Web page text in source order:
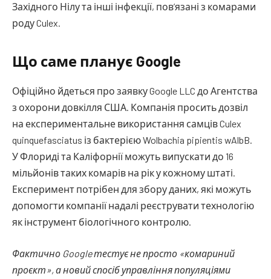
Західного Нілу та інші інфекції, пов’язані з комарами
роду Culex.
Що саме планує Google
Офіційно йдеться про заявку Google LLC до Агентства
з охорони довкілля США. Компанія просить дозвіл
на експериментальне використання самців Culex
quinquefasciatus із бактерією Wolbachia pipientis wAlbB.
У Флориді та Каліфорнії можуть випускати до 16
мільйонів таких комарів на рік у кожному штаті.
Експеримент потрібен для збору даних, які можуть
допомогти компанії надалі реєструвати технологію
як інструмент біологічного контролю.
Фактично Google тестує не просто «комариний
проєкт», а новий спосіб управління популяціями